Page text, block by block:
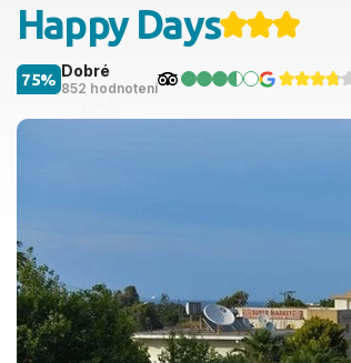
Happy Days
Dobré
852 hodnotení
75%